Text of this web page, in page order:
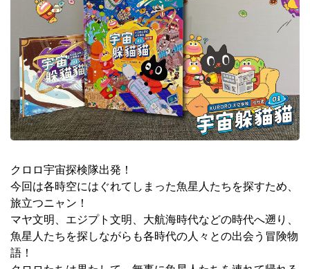
クロロ宇宙探検隊出発！
今回は各時空にはぐれてしまった魚星人たちを探すため、
旅立つニャン！
マヤ文明、エジプト文明、大航海時代などの時代へ遡り、
魚星人たちを探しながらも各時代の人々との出会う冒険物
語！